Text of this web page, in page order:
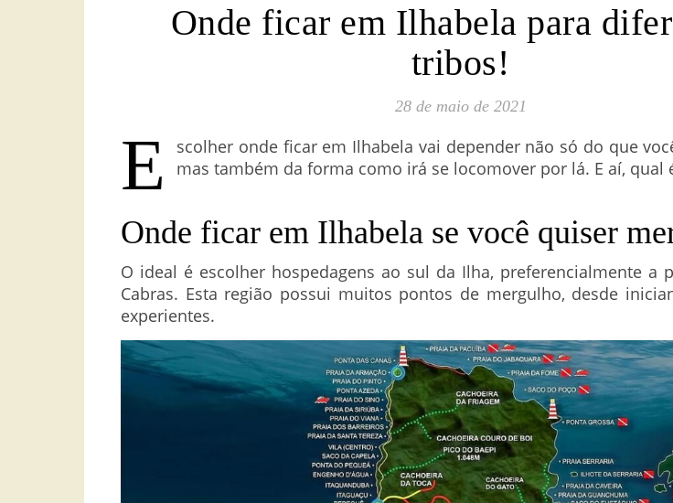
Onde ficar em Ilhabela para
tribos!
28 de maio de 2021
E
scolher onde ficar em Ilhabela vai depender não só do que
mas também da forma como irá se locomover por lá. E aí, qual
Onde ficar em Ilhabela se você quiser
O ideal é escolher hospedagens ao sul da Ilha, preferencialmente a
Cabras. Esta região possui muitos pontos de mergulho, desde
experientes.